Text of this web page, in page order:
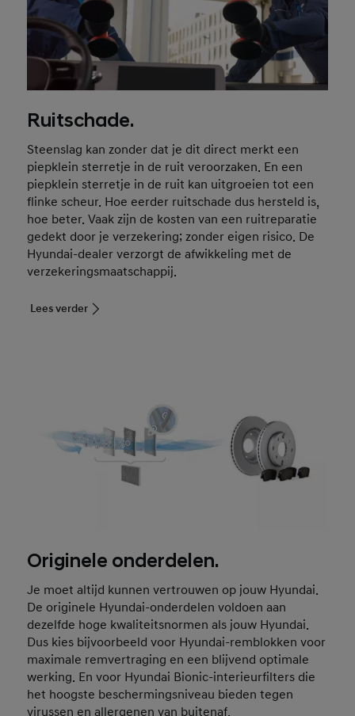
Ruitschade.
Steenslag kan zonder dat je dit direct merkt een
piepklein sterretje in de ruit veroorzaken. En een
piepklein sterretje in de ruit kan uitgroeien tot een
flinke scheur. Hoe eerder ruitschade dus hersteld is,
hoe beter. Vaak zijn de kosten van een ruitreparatie
gedekt door je verzekering; zonder eigen risico. De
Hyundai-dealer verzorgt de afwikkeling met de
verzekeringsmaatschappij.
Lees verder
Originele onderdelen.
Je moet altijd kunnen vertrouwen op jouw Hyundai.
De originele Hyundai-onderdelen voldoen aan
dezelfde hoge kwaliteitsnormen als jouw Hyundai.
Dus kies bijvoorbeeld voor Hyundai-remblokken voor
maximale remvertraging en een blijvend optimale
werking. En voor Hyundai Bionic-interieurfilters die
het hoogste beschermingsniveau bieden tegen
virussen en allergenen van buitenaf.